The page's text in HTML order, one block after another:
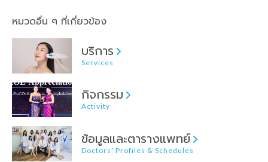
หมวดอื่น ๆ ที่เกี่ยวข้อง
บริการ
Services
กิจกรรม
Activity
ข้อมูลและตารางแพทย์
Doctors' Profiles & Schedules